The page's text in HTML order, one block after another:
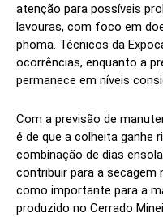
atenção para possíveis
lavouras, com foco em
phoma. Técnicos da
ocorrências, enquanto a
permanece em níveis
Com a previsão de
é de que a colheita ganhe
combinação de dias
contribuir para a
como importante para a
produzido no Cerrado